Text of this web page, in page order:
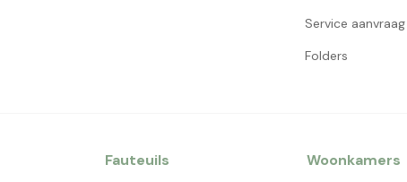
Service aanvraag
Folders
Fauteuils Woonkamers